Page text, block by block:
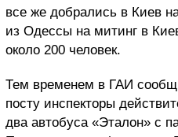
все же добрались в Киев
из Одессы на митинг в
около 200 человек.
Тем временем в ГАИ
посту инспекторы
два автобуса «Эталон» с